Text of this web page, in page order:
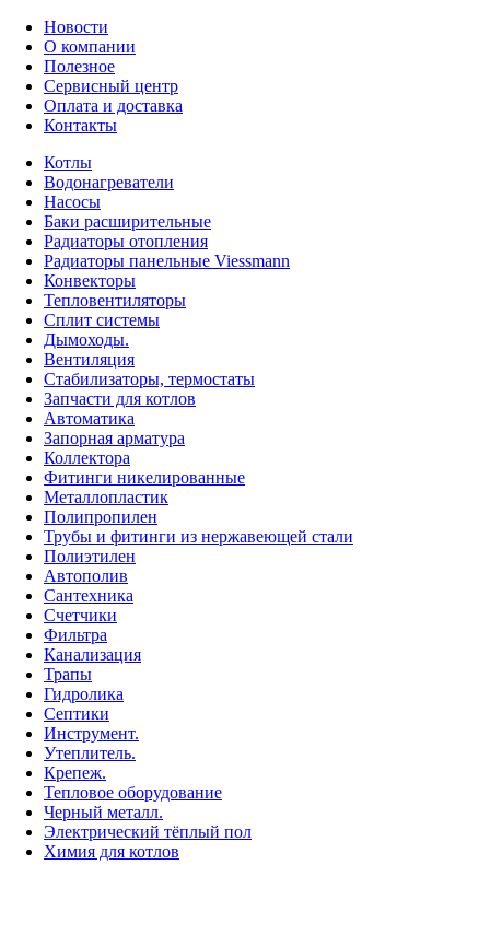
Новости
О компании
Полезное
Сервисный центр
Оплата и доставка
Контакты
Котлы
Водонагреватели
Насосы
Баки расширительные
Радиаторы отопления
Радиаторы панельные Viessmann
Конвекторы
Тепловентиляторы
Сплит системы
Дымоходы.
Вентиляция
Стабилизаторы, термостаты
Запчасти для котлов
Автоматика
Запорная арматура
Коллектора
Фитинги никелированные
Металлопластик
Полипропилен
Трубы и фитинги из нержавеющей стали
Полиэтилен
Автополив
Сантехника
Счетчики
Фильтра
Канализация
Трапы
Гидролика
Септики
Инструмент.
Утеплитель.
Крепеж.
Тепловое оборудование
Черный металл.
Электрический тёплый пол
Химия для котлов